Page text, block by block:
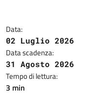
Data:
02 Luglio 2026
Data scadenza:
31 Agosto 2026
Tempo di lettura:
3 min